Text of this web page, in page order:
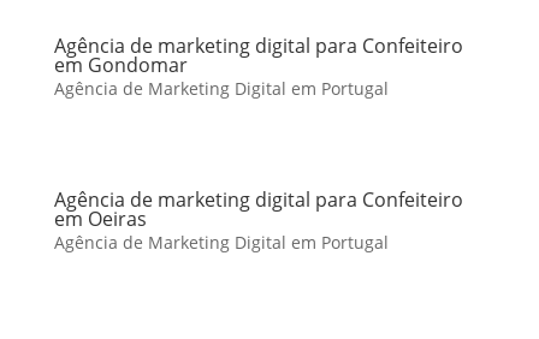
Agência de marketing digital para Confeiteiro
em Gondomar
Agência de Marketing Digital em Portugal
Agência de marketing digital para Confeiteiro
em Oeiras
Agência de Marketing Digital em Portugal